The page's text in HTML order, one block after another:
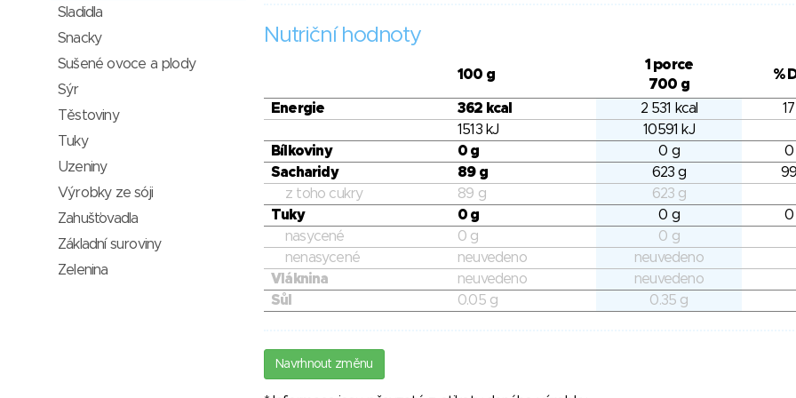
Nutriční hodnoty
100 g
1 porce
700 g
%
Energie 362 kcal 2 531 kcal
1513 kJ
10591 kJ
Bílkoviny
0 g 0 g
0
Sacharidy
89 g 623 g
z toho cukry
89 g
623 g
Tuky
0 g 0 g
0
nasycené
0 g
0 g
nenasycené
neuvedeno
neuvedeno
Vláknina
neuvedeno
neuvedeno
Sůl
0.05 g 0.35 g
Navrhnout změnu
Sladidla
Snacky
Sušené ovoce a plody
Sýr
Těstoviny
Tuky
Uzeniny
Výrobky ze sóji
Zahušťovadla
Základní suroviny
Zelenina